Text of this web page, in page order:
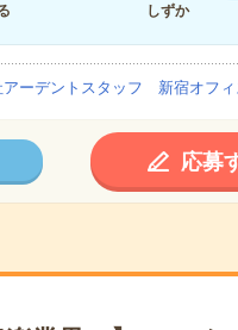
しずか
アーデントスタッフ 新宿オフィ
応募